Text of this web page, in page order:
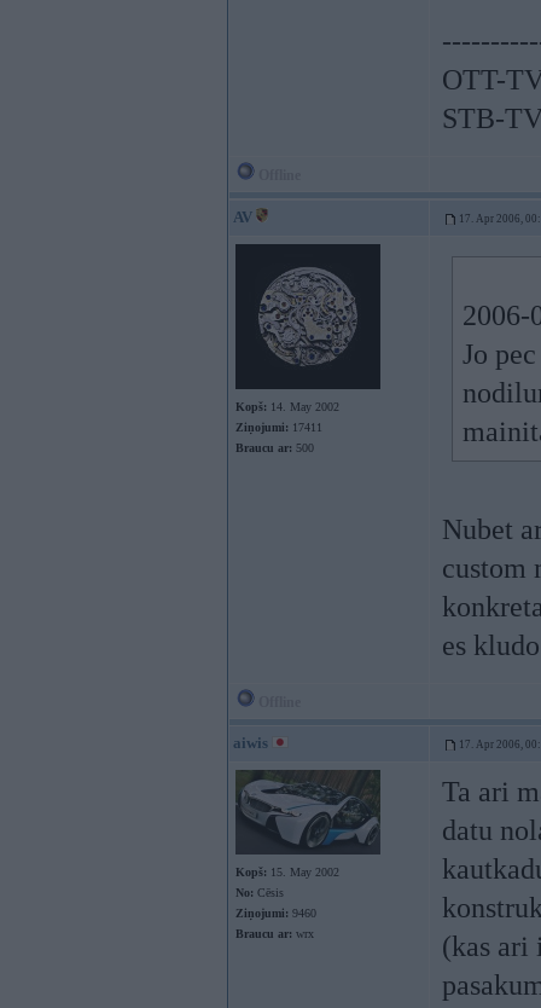
OTT-
STB-
AV 17. Apr 2006,
Kopš: 14. May 2002
Ziņojumi: 17411
Braucu ar: 500
2006-
Jo
Nubet
custom
es
aiwis 17. Apr 2006,
Kopš: 15. May 2002
No: Cēsis
Ziņojumi: 9460
Braucu ar: wrx
Ta ari
datu
(kas ari